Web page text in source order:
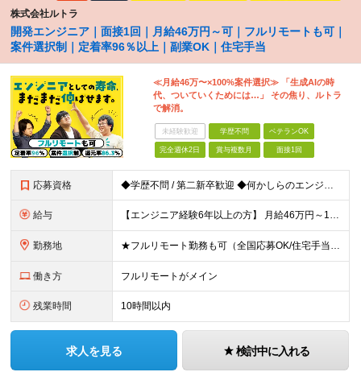
株式会社ルトラ
開発エンジニア｜面接1回｜月給46万円～可｜フルリモートも可｜
案件選択制｜定着率96％以上｜副業OK｜住宅手当
≪月給46万〜×100%案件選択≫ 「生成AIの時
代、ついていくためには…」 その焦り、ルトラ
で解消。
未経験歓迎 学歴不問 ベテランOK
完全週休2日 賞与複数月 面接1回
応募資格 ◆学歴不問 / 第二新卒歓迎 ◆何かしらのエンジニア経験をお持ちの方 （言語・期間・フェーズ不問） 経験浅めの方も遠慮なくご応募ください！ ■入社前Q＆A ────── ◎実力に見合った報酬が手に
給与 【エンジニア経験6年以上の方】 月給46万円～100万円（固定残業代含む） ※上記月給には月30時間分の固定残業代（月8万7,400円～月19万円）を含む。超過分は全額支給。 【エンジニア経験4年以
勤務地 ★フルリモート勤務も可（全国応募OK/住宅手当を支給します） ※案件によって常駐が必要になる場合があります。 ※希望がない限り、転勤はありません ※U・Iターン歓迎 ★ルトラの社員は全国各地で活躍中
働き方 フルリモートがメイン
残業時間 10時間以内
求人を見る 検討中に入れる